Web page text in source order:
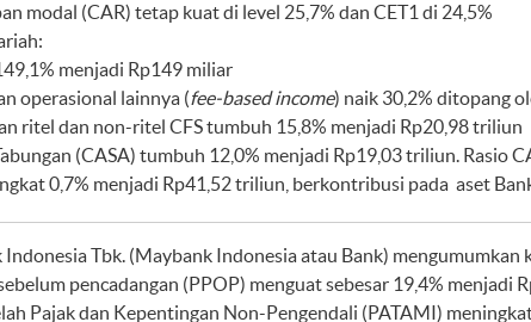
modal (CAR) tetap kuat di level 25,7% dan CET1 di 24,5%
menjadi Rp149 miliar
operasional lainnya (fee-based income) naik 30,2% ditopang
ritel dan non-ritel CFS tumbuh 15,8% menjadi Rp20,98 triliun
(CASA) tumbuh 12,0% menjadi Rp19,03 triliun. Rasio
0,7% menjadi Rp41,52 triliun, berkontribusi pada aset
Indonesia Tbk. (Maybank Indonesia atau Bank)
pencadangan (PPOP) menguat sebesar 19,4% menjadi
Pajak dan Kepentingan Non-Pengendali (PATAMI)